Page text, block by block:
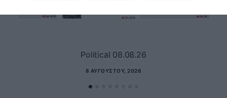
Political 08.08.26
8 ΑΥΓΟΎΣΤΟΥ, 2026